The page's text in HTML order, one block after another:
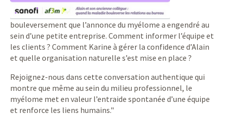
bouleversement que l’annonce du myélome a engendré au
sein d’une petite entreprise. Comment informer l’équipe et
les clients ? Comment Karine à gérer la confidence d’Alain
et quelle organisation naturelle s’est mise en place ?
Rejoignez-nous dans cette conversation authentique qui
montre que même au sein du milieu professionnel, le
myélome met en valeur l’entraide spontanée d’une équipe
et renforce les liens humains."